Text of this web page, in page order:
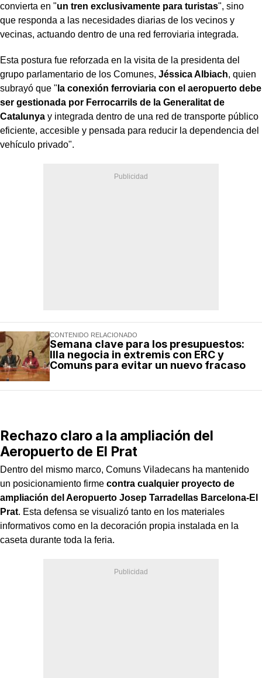
convierta en "un tren exclusivamente para turistas", sino
que responda a las necesidades diarias de los vecinos y
vecinas, actuando dentro de una red ferroviaria integrada.
Esta postura fue reforzada en la visita de la presidenta del
grupo parlamentario de los Comunes, Jéssica Albiach, quien
subrayó que " la conexión ferroviaria con el aeropuerto debe
ser gestionada por Ferrocarrils de la Generalitat de
Catalunya y integrada dentro de una red de transporte público
eficiente, accesible y pensada para reducir la dependencia del
vehículo privado".
CONTENIDO RELACIONADO
Semana clave para los presupuestos:
Illa negocia in extremis con ERC y
Comuns para evitar un nuevo fracaso
Rechazo claro a la ampliación del
Aeropuerto de El Prat
Dentro del mismo marco, Comuns Viladecans ha mantenido
un posicionamiento firme contra cualquier proyecto de
ampliación del Aeropuerto Josep Tarradellas Barcelona-El
Prat. Esta defensa se visualizó tanto en los materiales
informativos como en la decoración propia instalada en la
caseta durante toda la feria.